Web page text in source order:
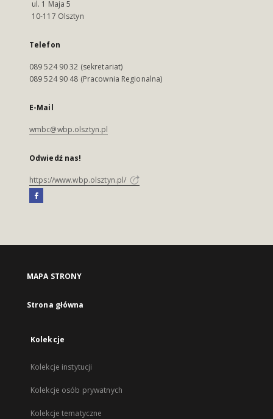
ul. 1 Maja 5
10-117 Olsztyn
Telefon
089 524 90 32 (sekretariat)
089 524 90 48 (Pracownia Regionalna)
E-Mail
wmbc@wbp.olsztyn.pl
Odwiedź nas!
https://www.wbp.olsztyn.pl/
MAPA STRONY
Strona główna
Kolekcje
Kolekcje instytucji
Kolekcje osób prywatnych
Kolekcje tematyczne